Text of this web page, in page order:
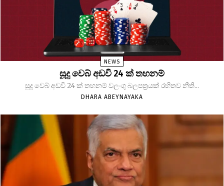
NEWS
සූදු වෙබ් අඩවි 24 ක් තහනම්
සූදු වෙබ් අඩවි 24 ක් තහනම් වලංගු බලපත්‍රයක් රහිතව නීති...
DHARA ABEYNAYAKA